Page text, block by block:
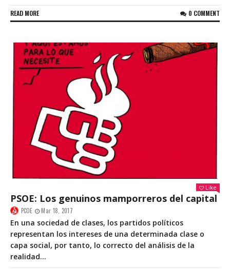
READ MORE 0 COMMENT
Like
PSOE: Los genuinos mamporreros del capital
PCOE Mar 18, 2017
En una sociedad de clases, los partidos políticos
representan los intereses de una determinada clase o
capa social, por tanto, lo correcto del análisis de la
realidad...